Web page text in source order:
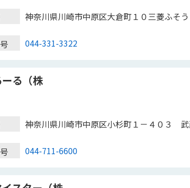
神奈川県川崎市中原区大倉町１０三菱ふそ
044-331-3322
る（株
神奈川県川崎市中原区小杉町１－４０３ 武
044-711-6600